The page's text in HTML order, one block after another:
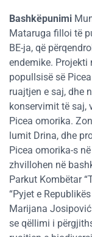
Bashkëpunimi
Mataruga filloi të
BE-ja, që
endemike. Projekti
popullsisë së
ruajtjen e saj, dhe
konservimit të saj,
Picea omorika.
lumit Drina, dhe
Picea omorika-s
zhvillohen në
Parkut Kombëtar
“Pyjet e
Marijana Josipović
se qëllimi i